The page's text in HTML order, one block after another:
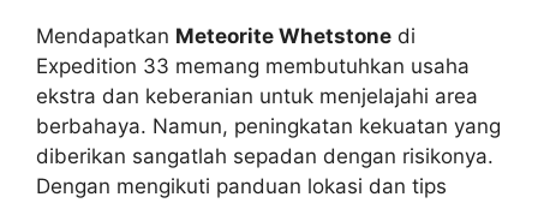
Mendapatkan Meteorite Whetstone di
Expedition 33 memang membutuhkan usaha
ekstra dan keberanian untuk menjelajahi area
berbahaya. Namun, peningkatan kekuatan yang
diberikan sangatlah sepadan dengan risikonya.
Dengan mengikuti panduan lokasi dan tips